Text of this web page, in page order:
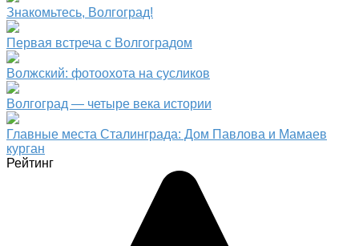
Знакомьтесь, Волгоград!
Первая встреча с Волгоградом
Волжский: фотоохота на сусликов
Волгоград — четыре века истории
Главные места Сталинграда: Дом Павлова и Мамаев
курган
Рейтинг